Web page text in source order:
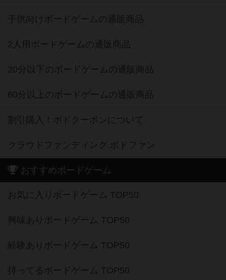
子供向けボードゲームの通販商品
2人用ボードゲームの通販商品
20分以下のボードゲームの通販商品
60分以上のボードゲームの通販商品
割引購入！ボドクーポンについて
クラウドファンディング ボドファン
おすすめボードゲーム
お気に入りボードゲーム TOP50
興味ありボードゲーム TOP50
経験ありボードゲーム TOP50
持ってるボードゲーム TOP50